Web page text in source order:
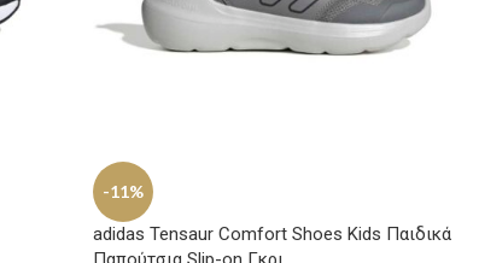
-11%
adidas Tensaur Comfort Shoes Kids Παιδικά